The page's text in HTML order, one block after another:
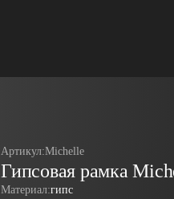
Артикул:Michelle
Гипсовая рамка
Материал:гипс